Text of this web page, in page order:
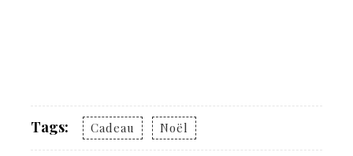
Tags: Cadeau Noël